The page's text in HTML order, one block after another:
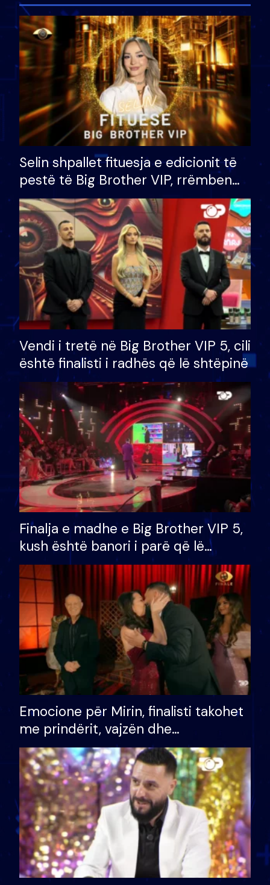
Selin shpallet fituesja e edicionit të
pestë të Big Brother VIP, rrëmben
çmimin e madh prej 100 mijë eurosh
Vendi i tretë në Big Brother VIP 5, cili
është finalisti i radhës që lë shtëpinë
Finalja e madhe e Big Brother VIP 5,
kush është banori i parë që lë
shtëpinë dhe humb mundësinë për
të fituar çmimin e madh
Emocione për Mirin, finalisti takohet
me prindërit, vajzën dhe
bashkëshorten: S’kemi ndonjë letër
divorci apo jo?